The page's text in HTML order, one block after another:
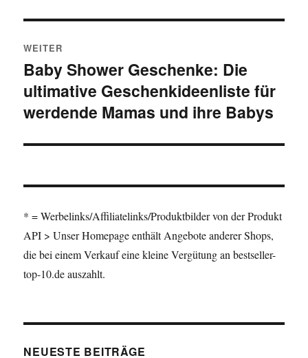
WEITER
Nächster Beitrag:
Baby Shower Geschenke: Die
ultimative Geschenkideenliste für
werdende Mamas und ihre Babys
* = Werbelinks/Affiliatelinks/Produktbilder von der Produkt
API > Unser Homepage enthält Angebote anderer Shops,
die bei einem Verkauf eine kleine Vergütung an bestseller-
top-10.de auszahlt.
NEUESTE BEITRÄGE